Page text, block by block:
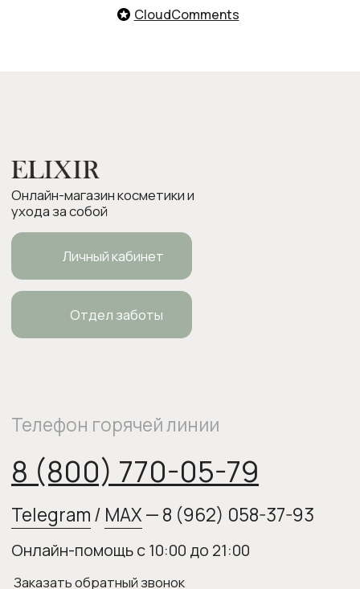
CloudComments
ОГРНИП 318554300063015
elixirstore@mail.ru
Политика конфиденциальности